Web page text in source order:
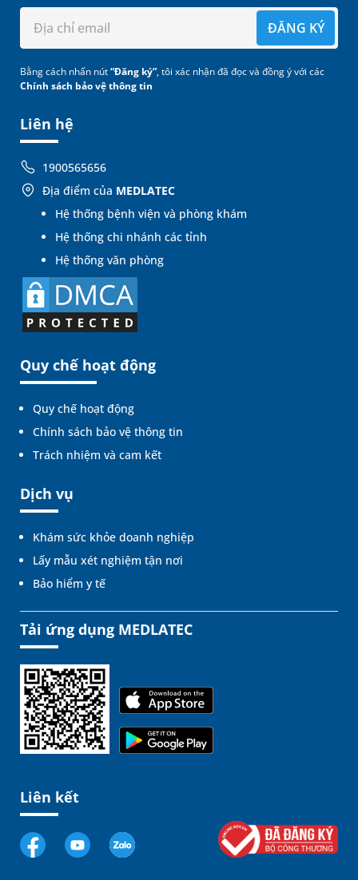
Liên hệ
1900565656
Địa điểm của MEDLATEC
Hệ thống bệnh viện và phòng khám
Hệ thống chi nhánh các tỉnh
Hệ thống văn phòng
Quy chế hoạt động
Quy chế hoạt động
Chính sách bảo vệ thông tin
Trách nhiệm và cam kết
Dịch vụ
Khám sức khỏe doanh nghiệp
Lấy mẫu xét nghiệm tận nơi
Bảo hiểm y tế
ĐĂNG KÝ
Bằng cách nhấn nút“Đăng ký”, tôi xác nhận đã đọc và đồng ý với các
Chính sách bảo vệ thông tin
Tải ứng dụng MEDLATEC
Liên kết